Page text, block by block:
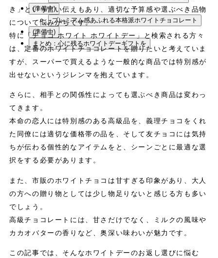
(準備中)
プレミアム感あふれる本格派ホワイトチョコレート
(準備中)
まとめ：心に残るホワイトデーギフトを
き」という言い伝えもあり、適切な予算感や選ぶべき品物
について悩みがちです。
特に「チョコ ホワイト ホワイトデー」と検索される方々
は、定番のホワイトチョコレートを贈りたいと考えていま
すが、スーパーで買えるような一般的な商品では特別感が
出せないというジレンマを抱えています。
さらに、相手との関係性によっても選ぶべき商品は変わっ
てきます。
本命の恋人には特別感のある高級品を、義理チョコをくれ
た同僚には適切な価格帯の品を、そして友チョコには気持
ちが伝わる個性的なアイテムをと、シーンごとに最適な選
択をする必要があります。
また、市販のホワイトチョコは甘すぎる印象があり、大人
の方への贈り物としては少し物足りないと感じる方も多い
でしょう。
高級チョコレートには、甘さだけでなく、ミルクの風味や
カカオバターの香りなど、奥深い味わいが魅力です。
この記事では、そんなホワイトデーのお返し選びに悩む